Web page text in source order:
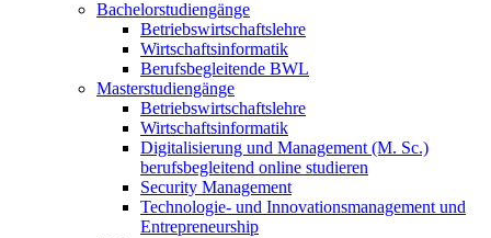
Bachelorstudiengänge
Betriebswirtschaftslehre
Wirtschaftsinformatik
Berufsbegleitende BWL
Masterstudiengänge
Betriebswirtschaftslehre
Wirtschaftsinformatik
Digitalisierung und Management (M. Sc.)
berufsbegleitend online studieren
Security Management
Technologie- und Innovationsmanagement und
Entrepreneurship